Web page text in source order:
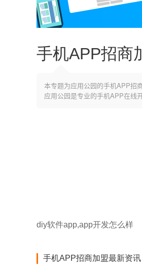
手机APP招商
本专题为应用公园的手机APP招
应用公园是专业的手机APP在线
diy软件app,app开发怎么样
手机APP招商加盟最新资讯